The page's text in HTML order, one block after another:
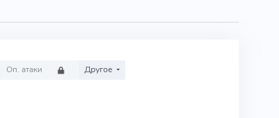
Оп. атаки Другое